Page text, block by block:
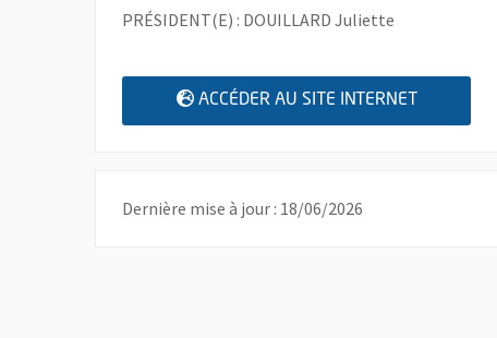
PRÉSIDENT(E) : DOUILLARD Juliette
ACCÉDER AU SITE INTERNET , OUVRE
Dernière mise à jour : 18/06/2026